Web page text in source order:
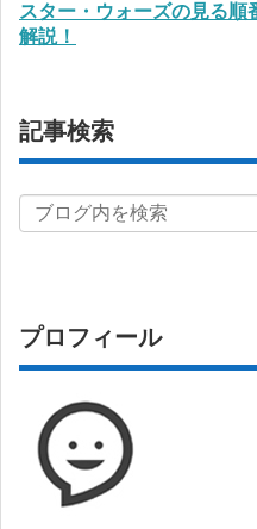
スター・ウォーズの見る
解説！
記事検索
プロフィール